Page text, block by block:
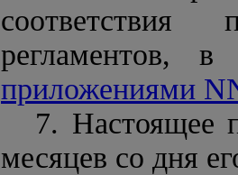
регламентов, в
приложениями
7. Настоящее
месяцев со дня